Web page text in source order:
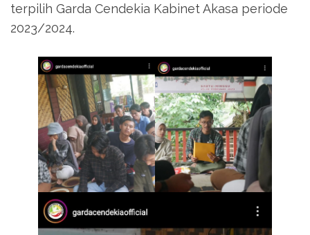
terpilih Garda Cendekia Kabinet Akasa periode
2023/2024.